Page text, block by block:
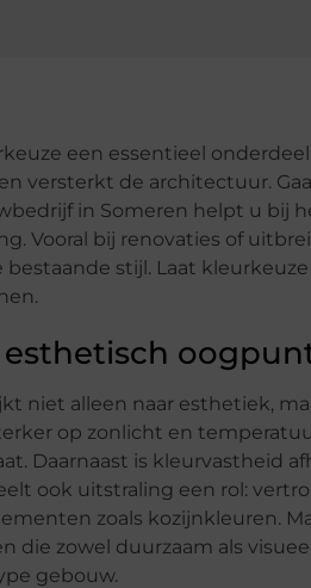
een essentieel
versterkt de architectuur.
in Someren helpt u bij
Vooral bij renovaties of
stijl. Laat
niet alleen naar esthetiek,
op zonlicht en
Daarnaast is kleurvastheid
ook uitstraling een rol:
zoals kozijnkleuren.
die zowel duurzaam als
gebouw.